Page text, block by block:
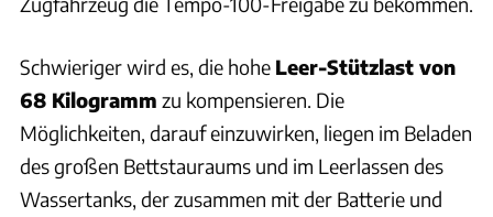
Schwieriger wird es, die hohe Leer-Stützlast von
68 Kilogramm zu kompensieren. Die
Möglichkeiten, darauf einzuwirken, liegen im Beladen
des großen Bettstauraums und im Leerlassen des
Wassertanks, der zusammen mit der Batterie und